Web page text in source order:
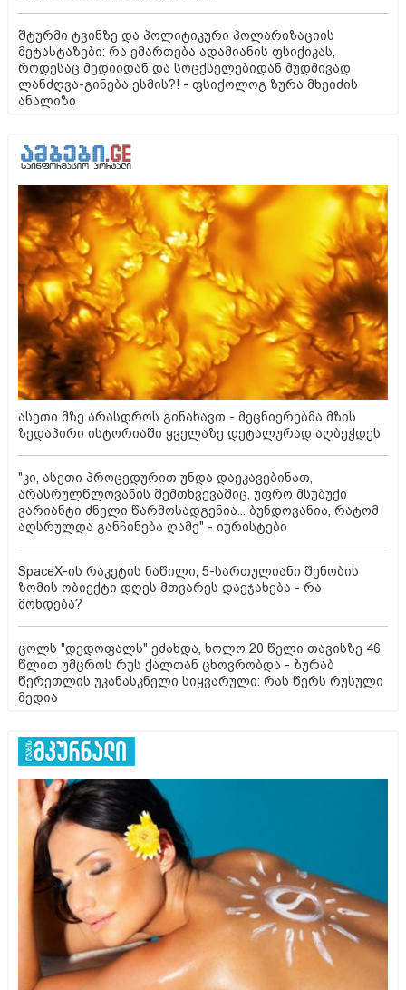
შტურმი ტვინზე და პოლიტიკური პოლარიზაციის
მეტასტაზები: რა ემართება ადამიანის ფსიქიკას,
როდესაც მედიიდან და სოცქსელებიდან მუდმივად
ლანძღვა-გინება ესმის?! - ფსიქოლოგ ზურა მხეიძის
ანალიზი
ასეთი მზე არასდროს გინახავთ - მეცნიერებმა მზის
ზედაპირი ისტორიაში ყველაზე დეტალურად აღბეჭდეს
"კი, ასეთი პროცედურით უნდა დაეკავებინათ,
არასრულწლოვანის შემთხვევაშიც, უფრო მსუბუქი
ვარიანტი ძნელი წარმოსადგენია... ბუნდოვანია, რატომ
აღსრულდა განჩინება ღამე" - იურისტები
SpaceX-ის რაკეტის ნაწილი, 5-სართულიანი შენობის
ზომის ობიექტი დღეს მთვარეს დაეჯახება - რა
მოხდება?
ცოლს "დედოფალს" ეძახდა, ხოლო 20 წელი თავისზე 46
წლით უმცროს რუს ქალთან ცხოვრობდა - ზურაბ
წერეთლის უკანასკნელი სიყვარული: რას წერს რუსული
მედია